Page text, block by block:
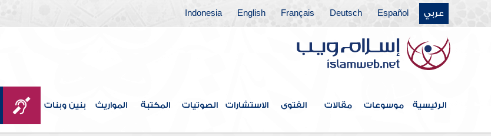
عربي Español
Deutsch
Français
English
Indonesia
الرئيسية موسوعات مقالات الفتوى الاستشارات الصوتيات المكتبة المواريث بنين وبنات